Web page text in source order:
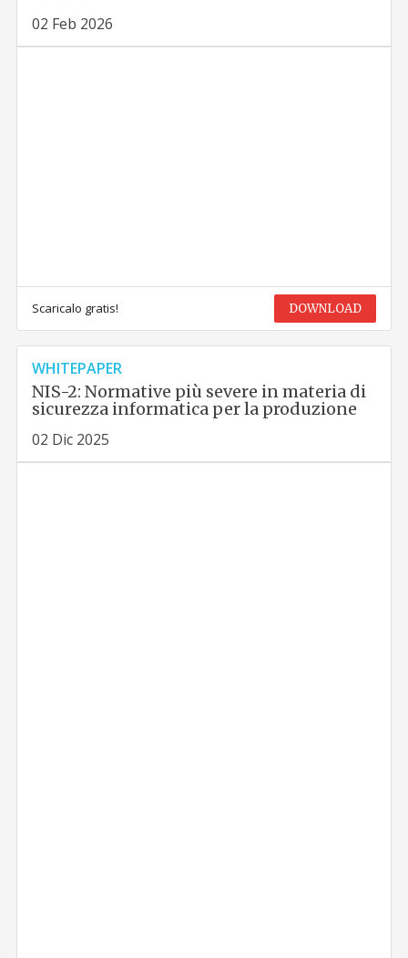
02 Feb 2026
Scaricalo gratis! DOWNLOAD
WHITEPAPER
NIS-2: Normative più severe in materia di
sicurezza informatica per la produzione
02 Dic 2025